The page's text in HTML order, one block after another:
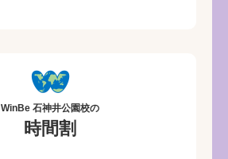
WinBe 石神井公園校の
時間割